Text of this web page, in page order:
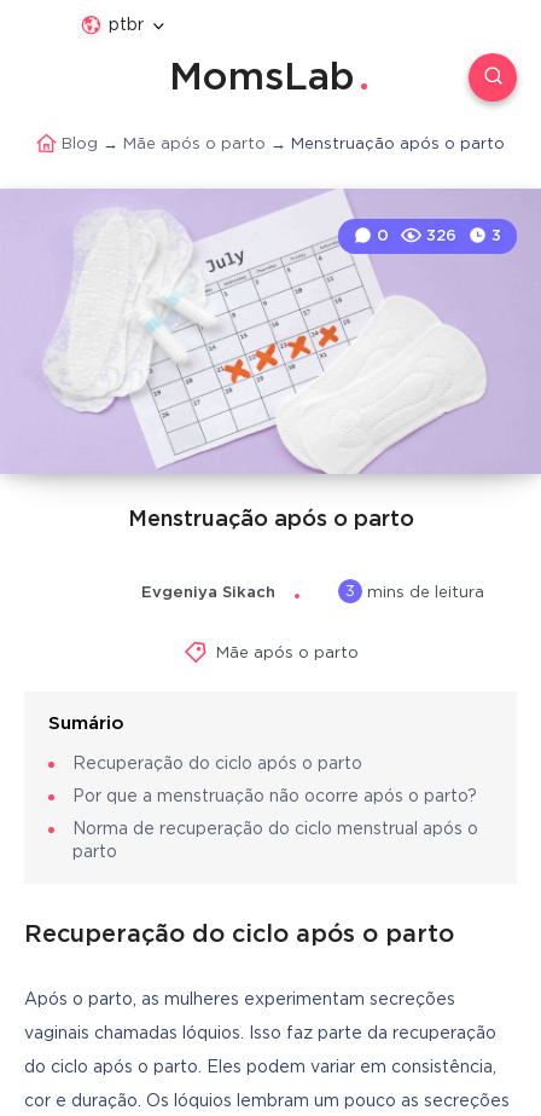
ptbr
MomsLab
Blog → Mãe após o parto → Menstruação após o parto
Menstruação após o parto
0 326 3
Evgeniya Sikach 3 mins de leitura
Mãe após o parto
Sumário
Recuperação do ciclo após o parto
Por que a menstruação não ocorre após o parto?
Norma de recuperação do ciclo menstrual após o
parto
Recuperação do ciclo após o parto
Após o parto, as mulheres experimentam secreções
vaginais chamadas lóquios. Isso faz parte da recuperação
do ciclo após o parto. Eles podem variar em consistência,
cor e duração. Os lóquios lembram um pouco as secreções